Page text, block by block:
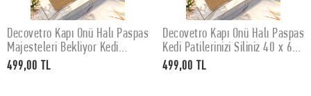
SEPETE EKLE
Decovetro Kapı Önü Halı Paspas
Majesteleri Bekliyor Kedi
Baskılı 40 x 60 Cm
499,00 TL
SEPETE EKLE
Decovetro Kapı Önü Halı Paspas
Kedi Patilerinizi Siliniz 40 x 60
Cm
499,00 TL